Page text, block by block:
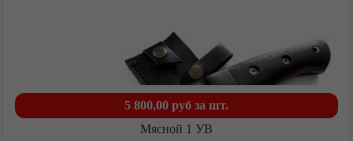
5 800,00 руб за шт.
Мясной 1 УВ